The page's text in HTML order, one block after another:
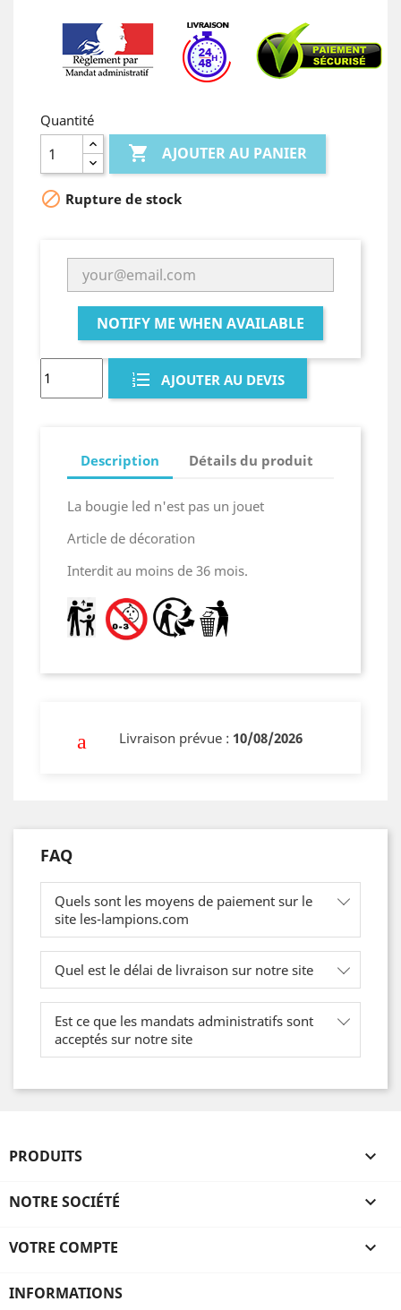
Quantité
 AJOUTER AU PANIER
 Rupture de stock
NOTIFY ME WHEN AVAILABLE
AJOUTER AU DEVIS
Description Détails du produit
La bougie led n'est pas un jouet
Article de décoration
Interdit au moins de 36 mois.
Livraison prévue : 10/08/2026
FAQ
Quels sont les moyens de paiement sur le
site les-lampions.com
Quel est le délai de livraison sur notre site
Est ce que les mandats administratifs sont
acceptés sur notre site
PRODUITS 
NOTRE SOCIÉTÉ 
VOTRE COMPTE 
INFORMATIONS